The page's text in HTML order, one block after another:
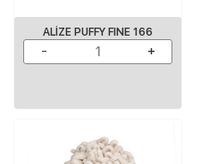
ALIZE PUFFY FINE 166